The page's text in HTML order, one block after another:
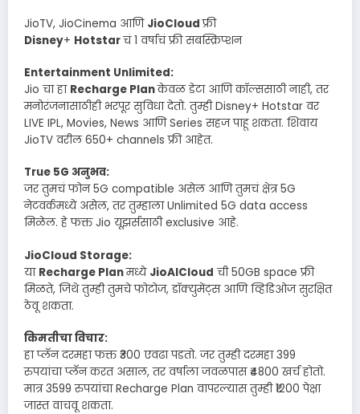
JioTV, JioCinema आणि JioCloudफ्री
Disney+ Hotstarचं 1 वर्षाचं फ्री सबस्क्रिप्शन
Entertainment Unlimited:
Jio चा हा Recharge Planकेवळ डेटा आणि कॉल्ससाठी नाही, तर
मनोरंजनासाठीही भरपूर सुविधा देतो. तुम्ही Disney+ Hotstar वर
LIVE IPL, Movies, News आणि Series सहज पाहू शकता. शिवाय
JioTV वरील 650+ channels फ्री आहेत.
True 5G अनुभव:
जर तुमचं फोन 5G compatible असेल आणि तुमचं क्षेत्र 5G
नेटवर्कमध्ये असेल, तर तुम्हाला Unlimited 5G data access
मिळेल. हे फक्त Jio यूझर्ससाठी exclusive आहे.
JioCloud Storage:
या Recharge Planमध्ये JioAICloud ची 50GB space फ्री
मिळते, जिथे तुम्ही तुमचे फोटोज, डॉक्युमेंट्स आणि व्हिडिओज सुरक्षित
ठेवू शकता.
किमतीचा विचार:
हा प्लॅन दरमहा फक्त ₹300 एवढा पडतो. जर तुम्ही दरमहा 399
रुपयांचा प्लॅन करत असाल, तर वर्षाला जवळपास ₹4800 खर्च होतो.
मात्र 3599 रुपयांचा Recharge Plan वापरल्यास तुम्ही ₹1200 पेक्षा
जास्त वाचवू शकता.